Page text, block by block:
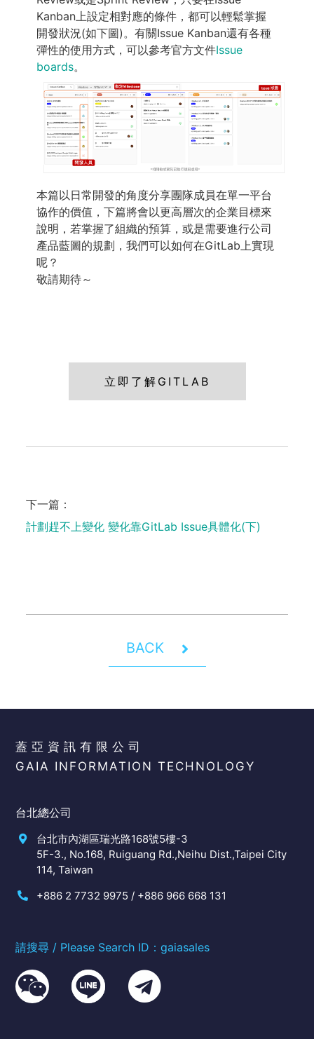
Kanban上設定相對應的條件，都可以輕鬆掌握
開發狀況(如下圖)。有關Issue Kanban還有各種
彈性的使用方式，可以參考官方文件Issue
boards。
本篇以日常開發的角度分享團隊成員在單一平台
協作的價值，下篇將會以更高層次的企業目標來
說明，若掌握了組織的預算，或是需要進行公司
產品藍圖的規劃，我們可以如何在GitLab上實現
呢？
敬請期待～
立即了解GITLAB
下一篇：
計劃趕不上變化 變化靠GitLab Issue具體化(下)
BACK
蓋亞資訊有限公司
GAIA INFORMATION TECHNOLOGY
台北總公司
台北市內湖區瑞光路168號5樓-3
5F-3., No.168, Ruiguang Rd.,Neihu Dist.,Taipei City
114, Taiwan
+886 2 7732 9975 / +886 966 668 131
請搜尋 / Please Search ID：gaiasales